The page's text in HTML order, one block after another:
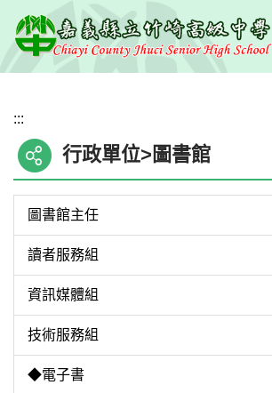
到
主
要
容
區
:::
行政單位>圖書館
圖書館主任
讀者服務組
資訊媒體組
技術服務組
◆電子書